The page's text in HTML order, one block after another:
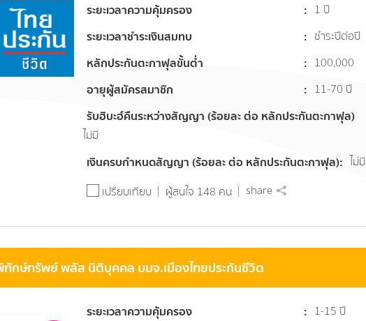
ระยะเวลาความคุ้มครอง 1 ปี
ระยะเวลาชำระเงินสมทบ ชำระปีต่อปี
หลักประกันตะกาฟุลขั้นต่ำ 100,000
อายุผู้สมัครสมาชิก 11-70 ปี
รับฮิบะฮ์คืนระหว่างสัญญา (ร้อยละ ต่อ หลักประกันตะกาฟุล)
ไม่มี
เงินครบกำหนดสัญญา (ร้อยละ ต่อ หลักประกันตะกาฟุล)
ไม่มี
เปรียบเทียบ
ผู้สนใจ 148 คน share
กษ์ทรัพย์ พลัส นิติบุคคล บมจ.เมืองไทยประกันชีวิต
ระยะเวลาความคุ้มครอง 1-15 ปี